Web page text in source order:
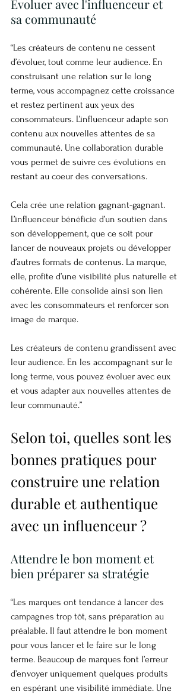
Évoluer avec l'influenceur et
sa communauté
“Les créateurs de contenu ne cessent
d’évoluer, tout comme leur audience. En
construisant une relation sur le long
terme, vous accompagnez cette croissance
et restez pertinent aux yeux des
consommateurs. L’influenceur adapte son
contenu aux nouvelles attentes de sa
communauté. Une collaboration durable
vous permet de suivre ces évolutions en
restant au coeur des conversations.
Cela crée une relation gagnant-gagnant.
L’influenceur bénéficie d’un soutien dans
son développement, que ce soit pour
lancer de nouveaux projets ou développer
d’autres formats de contenus. La marque,
elle, profite d’une visibilité plus naturelle et
cohérente. Elle consolide ainsi son lien
avec les consommateurs et renforcer son
image de marque.
Les créateurs de contenu grandissent avec
leur audience. En les accompagnant sur le
long terme, vous pouvez évoluer avec eux
et vous adapter aux nouvelles attentes de
leur communauté.”
Selon toi, quelles sont les
bonnes pratiques pour
construire une relation
durable et authentique
avec un influenceur ?
Attendre le bon moment et
bien préparer sa stratégie
“Les marques ont tendance à lancer des
campagnes trop tôt, sans préparation au
préalable. Il faut attendre le bon moment
pour vous lancer et le faire sur le long
terme. Beaucoup de marques font l’erreur
d’envoyer uniquement quelques produits
en espérant une visibilité immédiate. Une